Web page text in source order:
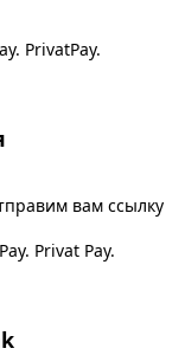
PrivatPay.
вам ссылку
Privat Pay.